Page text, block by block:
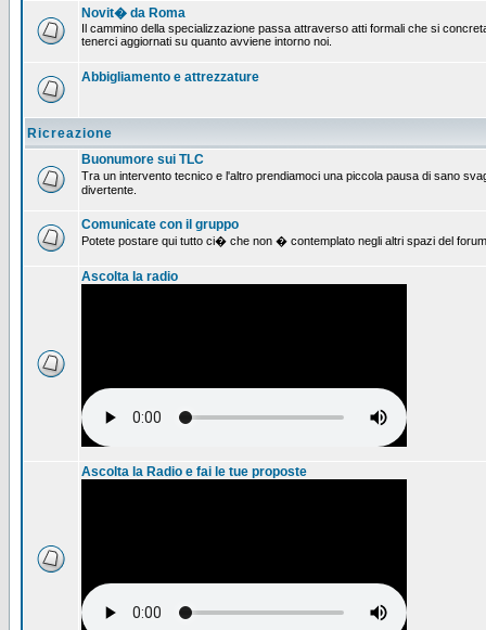
Novit� da Roma
Il cammino della specializzazione passa attraverso atti formali che si
tenerci aggiornati su quanto avviene intorno noi.
Abbigliamento e attrezzature
Ricreazione
Buonumore sui TLC
Tra un intervento tecnico e l'altro prendiamoci una piccola pausa di sano
divertente.
Comunicate con il gruppo
Potete postare qui tutto ci� che non � contemplato negli altri spazi del
Ascolta la radio
Ascolta la Radio e fai le tue proposte